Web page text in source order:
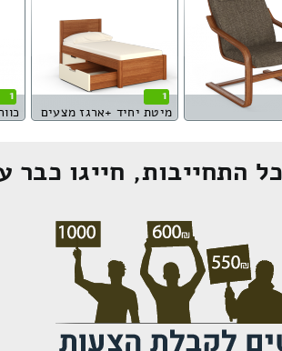
1
מיטת יחיד +ארגז מצעים
1
כוורת 4
התחייבות, חייגו כבר